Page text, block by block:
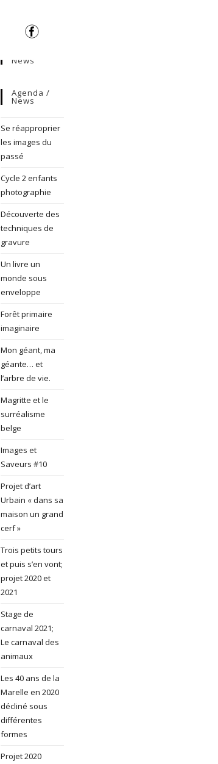
News
Agenda /
News
Se réapproprier
les images du
passé
Cycle 2 enfants
photographie
Découverte des
techniques de
gravure
Un livre un
monde sous
enveloppe
Forêt primaire
imaginaire
Mon géant, ma
géante… et
l’arbre de vie.
Magritte et le
surréalisme
belge
Images et
Saveurs #10
Projet d’art
Urbain « dans sa
maison un grand
cerf »
Trois petits tours
et puis s’en vont;
projet 2020 et
2021
Stage de
carnaval 2021;
Le carnaval des
animaux
Les 40 ans de la
Marelle en 2020
décliné sous
différentes
formes
Projet 2020